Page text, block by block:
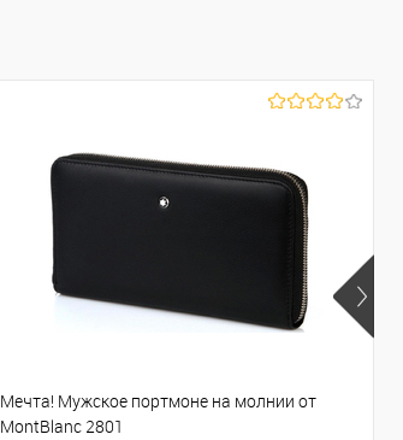
Мечта! Мужское портмоне на молнии от
MontBlanc 2801